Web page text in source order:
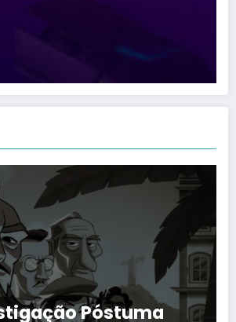
Póstuma